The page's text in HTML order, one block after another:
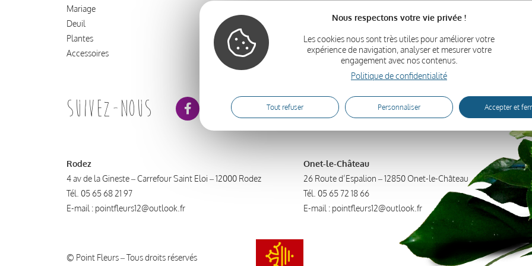
Nous respectons votre vie privée !
Les cookies nous sont très utiles pour améliorer votre
expérience de navigation, analyser et mesurer votre
engagement avec nos contenus.
Politique de confidentialité
Tout refuser Personnaliser Accepter et
Mariage
Deuil
Plantes
Accessoires
Conditions générales de vente
Politique de confidentialité
Mes adresses
Détails du compte
Se déconnecter
Suivez-nous
Rodez
4 av de la Gineste – Carrefour Saint Eloi – 12000 Rodez
Tél. 05 65 68 21 97
E-mail : pointfleurs12@outlook.fr
Onet-le-Château
26 Route d’Espalion – 12850 Onet-le-Château
Tél. 05 65 72 18 66
E-mail : pointfleurs12@outlook.fr
© Point Fleurs – Tous droits réservés